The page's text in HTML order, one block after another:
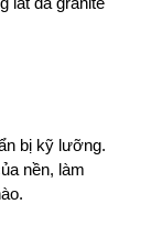
bị kỹ lưỡng.
nền, làm